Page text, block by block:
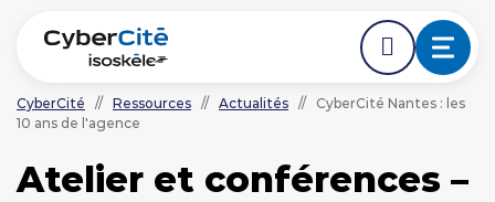
Nos expertises
CyberCité // Ressources // Actualités //
CyberCité Nantes : les
10 ans de l'agence
Atelier et conférences –